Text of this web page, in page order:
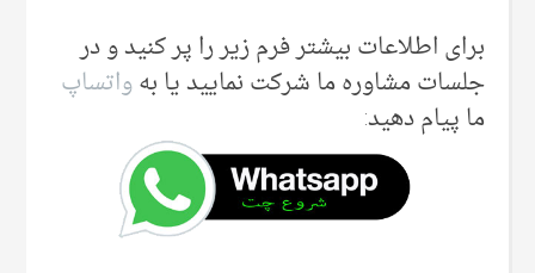
برای اطلاعات بیشتر فرم زیر را پر کنید و در
جلسات مشاوره ما شرکت نمایید یا بهواتساپ
ما پیام دهید: